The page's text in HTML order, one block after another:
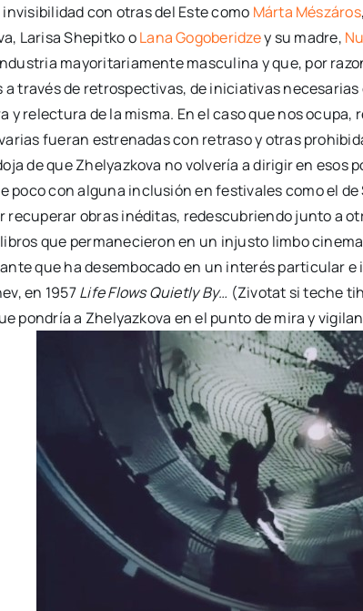
con otras del Este como Márta Mészáros
Larisa Shepitko oLana Gogoberidzey su madre,
mayoritariamente masculina y que, por
través de retrospectivas, de iniciativas
relectura de la misma. En el caso que nos
fueran estrenadas con retraso y otras
de que Zhelyazkova no volvería a dirigir en esos
poco con alguna inclusión en festivales como el
recuperar obras inéditas, redescubriendo junto a
que permanecieron en un injusto limbo
que ha desembocado en un interés particular
en 1957Life Flows Quietly By… (Zivotat si teche
pondría a Zhelyazkova en el punto de mira y